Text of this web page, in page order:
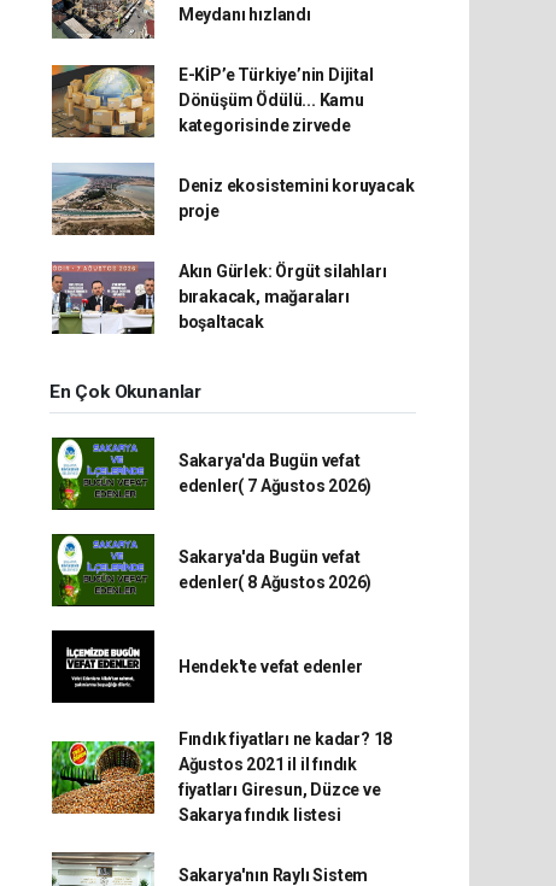
Meydanı hızlandı
E-KİP’e Türkiye’nin Dijital
Dönüşüm Ödülü... Kamu
kategorisinde zirvede
Deniz ekosistemini koruyacak
proje
Akın Gürlek: Örgüt silahları
bırakacak, mağaraları
boşaltacak
En Çok Okunanlar
Sakarya'da Bugün vefat
edenler( 7 Ağustos 2026)
Sakarya'da Bugün vefat
edenler( 8 Ağustos 2026)
Hendek'te vefat edenler
Fındık fiyatları ne kadar? 18
Ağustos 2021 il il fındık
fiyatları Giresun, Düzce ve
Sakarya fındık listesi
Sakarya'nın Raylı Sistem